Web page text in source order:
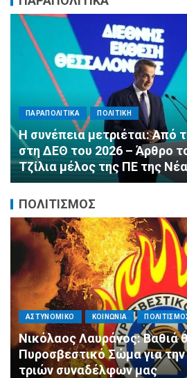
ΠΑΡΑΠΟΛΙΤΙΚΑ ΠΟΛΙΤΙΚΗ
Αλληλεγγύη χωρίς σύνορα:
εμφιαλωμένα νερά για τους
Μέγαρα από τη ΔΕΕΠ Α’
ΔΗΜ.Τ.Ο.
ΠΟΛΙΤΙΣΜΟΣ
ΑΓΙΟΣ ΔΗΜΗΤΡΙΟΣ ΕΚΚΛΗΣΙΑ -
Με κατάνυξη και
της Μεταμορφώσεως του
Ασύρματο